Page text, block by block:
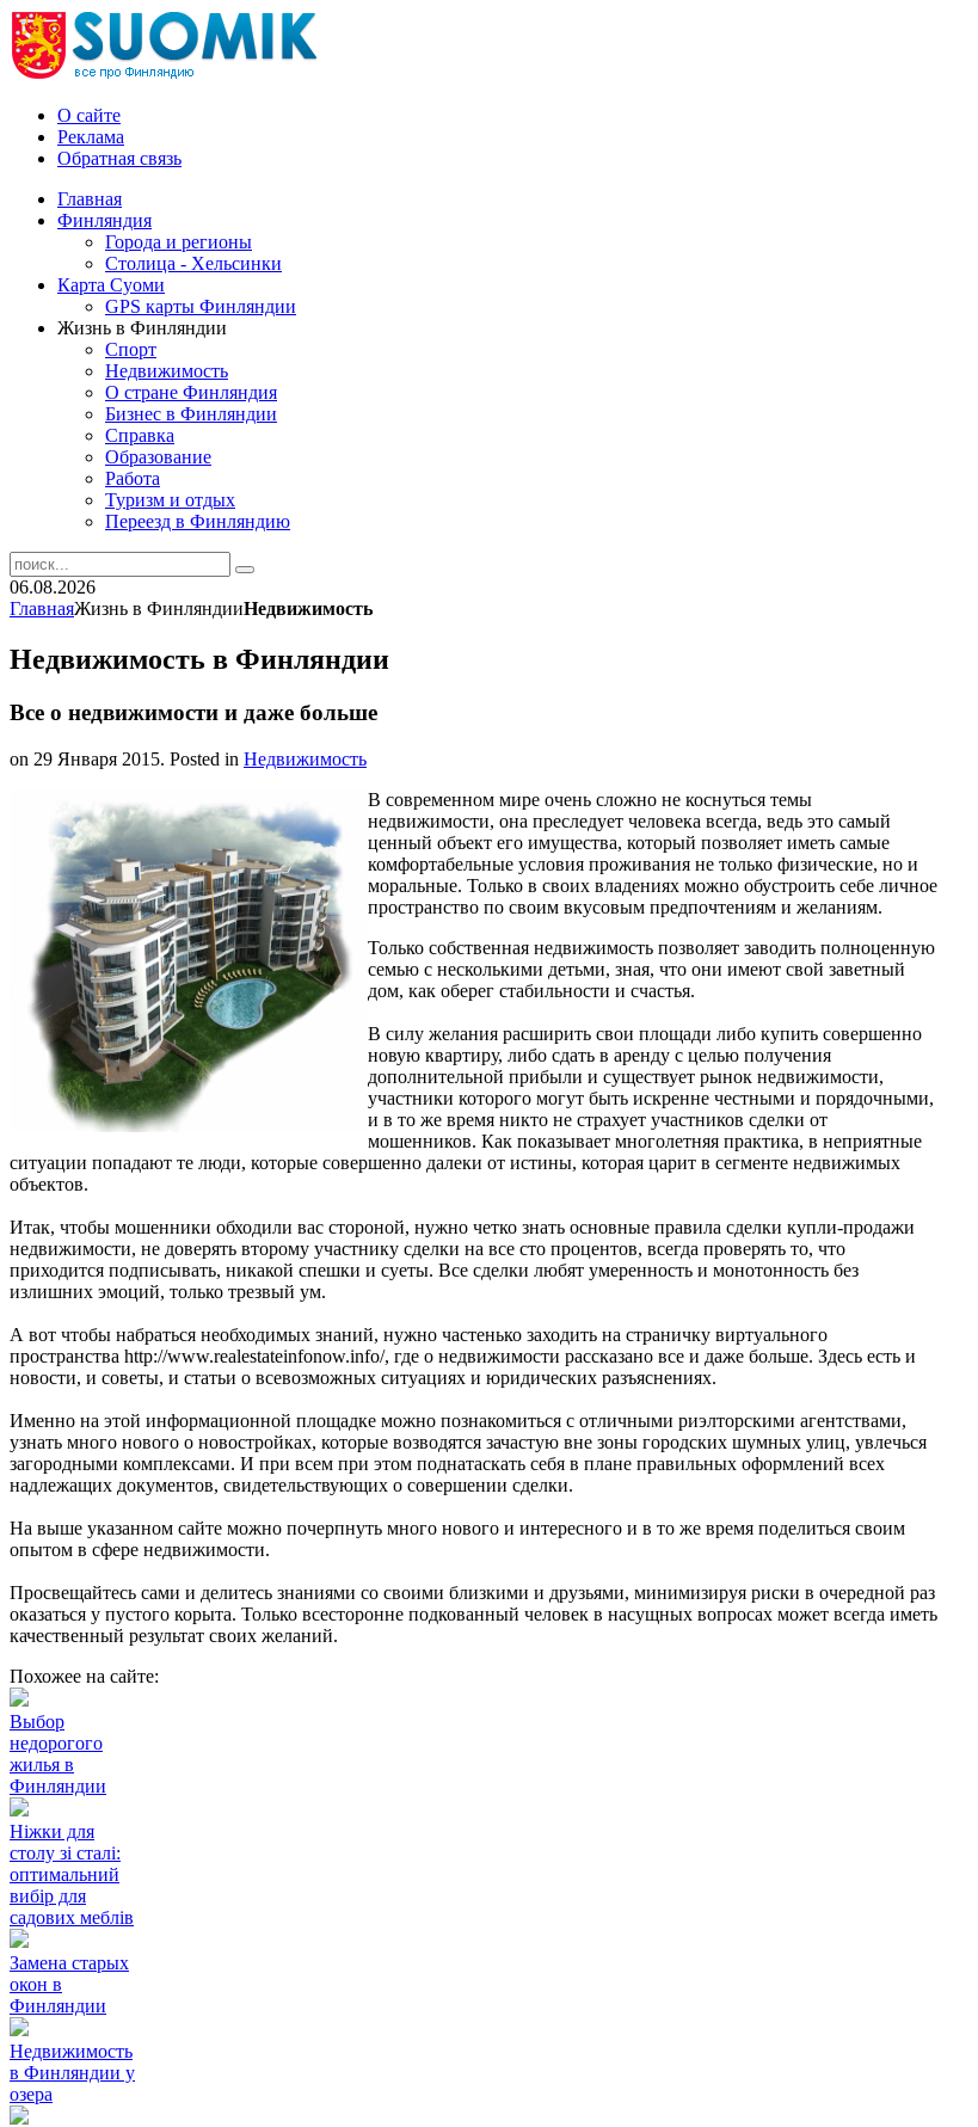
О сайте
Реклама
Обратная связь
Главная
Финляндия
Города и регионы
Столица - Хельсинки
Карта Суоми
GPS карты Финляндии
Жизнь в Финляндии
Спорт
Недвижимость
О стране Финляндия
Бизнес в Финляндии
Справка
Образование
Работа
Туризм и отдых
Переезд в Финляндию
06.08.2026
ГлавнаяЖизнь в ФинляндииНедвижимость
Недвижимость в Финляндии
Все о недвижимости и даже больше
on 29 Января 2015. Posted in Недвижимость
В современном мире очень сложно не коснуться темы
недвижимости, она преследует человека всегда, ведь это самый
ценный объект его имущества, который позволяет иметь самые
комфортабельные условия проживания не только физические, но и
моральные. Только в своих владениях можно обустроить себе личное
пространство по своим вкусовым предпочтениям и желаниям.
Только собственная недвижимость позволяет заводить полноценную
семью с несколькими детьми, зная, что они имеют свой заветный
дом, как оберег стабильности и счастья.
В силу желания расширить свои площади либо купить совершенно
новую квартиру, либо сдать в аренду с целью получения
дополнительной прибыли и существует рынок недвижимости,
участники которого могут быть искренне честными и порядочными,
и в то же время никто не страхует участников сделки от
мошенников. Как показывает многолетняя практика, в неприятные
ситуации попадают те люди, которые совершенно далеки от истины, которая царит в сегменте недвижимых
объектов.
Итак, чтобы мошенники обходили вас стороной, нужно четко знать основные правила сделки купли-продажи
недвижимости, не доверять второму участнику сделки на все сто процентов, всегда проверять то, что
приходится подписывать, никакой спешки и суеты. Все сделки любят умеренность и монотонность без
излишних эмоций, только трезвый ум.
А вот чтобы набраться необходимых знаний, нужно частенько заходить на страничку виртуального
пространства http://www.realestateinfonow.info/, где о недвижимости рассказано все и даже больше. Здесь есть и
новости, и советы, и статьи о всевозможных ситуациях и юридических разъяснениях.
Именно на этой информационной площадке можно познакомиться с отличными риэлторскими агентствами,
узнать много нового о новостройках, которые возводятся зачастую вне зоны городских шумных улиц, увлечься
загородными комплексами. И при всем при этом поднатаскать себя в плане правильных оформлений всех
надлежащих документов, свидетельствующих о совершении сделки.
На выше указанном сайте можно почерпнуть много нового и интересного и в то же время поделиться своим
опытом в сфере недвижимости.
Просвещайтесь сами и делитесь знаниями со своими близкими и друзьями, минимизируя риски в очередной раз
оказаться у пустого корыта. Только всесторонне подкованный человек в насущных вопросах может всегда иметь
качественный результат своих желаний.
Похожее на сайте:
Выбор
недорогого
жилья в
Финляндии
Ніжки для
столу зі сталі:
оптимальний
вибір для
садових меблів
Замена старых
окон в
Финляндии
Недвижимость
в Финляндии у
озера